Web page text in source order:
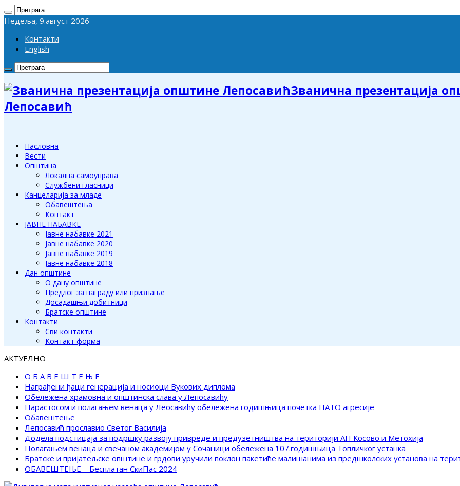
Недеља, 9.август 2026
Контакти
English
Званична презентација
Лепосавић
Насловна
Вести
Општина
Локална самоуправа
Службени гласници
Канцеларија за младе
Обавештења
Контакт
ЈАВНЕ НАБАВКЕ
Јавне набавке 2021
Јавне набавке 2020
Јавне набавке 2019
Јавне набавке 2018
Дан општине
О дану општине
Предлог за награду или признање
Досадашњи добитници
Братске општине
Контакти
Сви контакти
Контакт форма
АКТУЕЛНО
О Б А В Е Ш Т Е Њ Е
Награђени ђаци генерација и носиоци Вукових диплома
Обележена храмовна и општинска слава у Лепосавићу
Парастосом и полагањем венаца у Леосавићу обележена годишњица почетка НАТО агресије
Обавештење
Лепосавић прославио Светог Василија
Додела подстицаја за подршку развоју привреде и предузетништва на територији АП Косово и Метохија
Полагањем венаца и свечаном академијом у Сочаници обележена 107.годишњица Топличког устанка
Братске и пријатељске општине и грдови уручили поклон пакетиће малишанима из предшколских установа на
ОБАВЕШТЕЊЕ – Бесплатан СкиПас 2024